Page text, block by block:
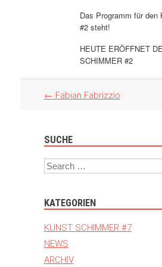
Das Programm für den
#2 steht!
HEUTE ERÖFFNET
SCHIMMER #2
Artikel
← Fabian Fabrizzio
SUCHE
Search
KATEGORIEN
KUNST SCHIMMER #7
NEWS
ARCHIV